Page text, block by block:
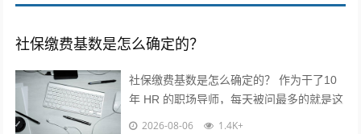
社保缴费基数是怎么确定的？
社保缴费基数是怎么确定的？ 作为干了10
年 HR 的职场导师，每天被问最多的就是这
个问题！今天不讲官话，全是求职者能直接
2026-08-06 1.4K+